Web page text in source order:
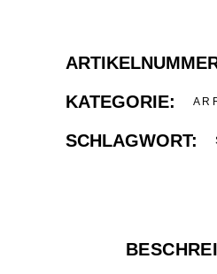
KATEGORIE:
SCHLAGWORT: